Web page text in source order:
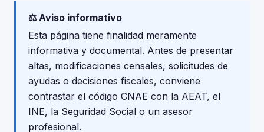
⚖️ Aviso informativo
Esta página tiene finalidad meramente
informativa y documental. Antes de presentar
altas, modificaciones censales, solicitudes de
ayudas o decisiones fiscales, conviene
contrastar el código CNAE con la AEAT, el
INE, la Seguridad Social o un asesor
profesional.